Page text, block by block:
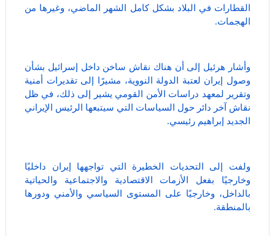
القطارات في البلاد بشكل كامل الشهر الماضي، وغيرها من
الهجمات.
وأشار هرئيل إلى أن هناك نقاش ساخن داخل إسرائيل بشأن
وصول إيران لعتبة الدولة النووية، مشيرًا إلى تقديرات أمنية
وتقرير لمعهد دراسات الأمن القومي يشير إلى ذلك، في ظل
نقاش آخر دائر حول السياسات التي سيتبعها الرئيس الإيراني
الجديد إبراهيم رئيسي.
ولفت إلى التحديات الخطيرة التي تواجهها إيران داخليًا
وخارجيًا بفعل الأزمات الاقتصادية والاجتماعية والحياتية
بالداخل، وخارجيًا على المستوى السياسي والأمني ودورها
بالمنطقة.